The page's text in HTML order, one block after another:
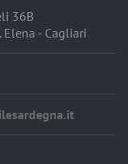
36B
- Cagliari